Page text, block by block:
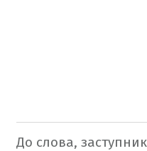
До слова,